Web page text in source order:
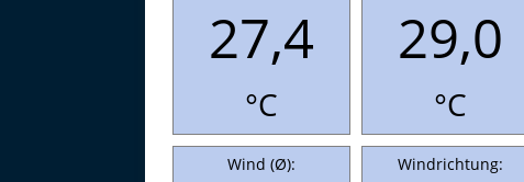
27,4
°C
29,0
°C
Wind (Ø): Windrichtung: